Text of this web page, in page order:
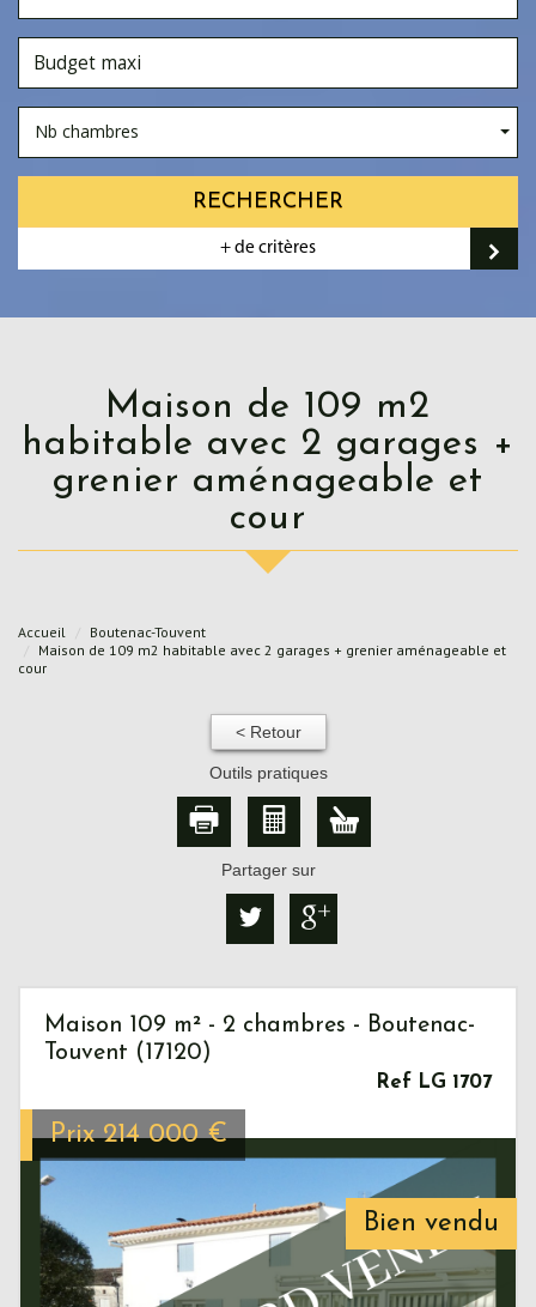
Nb chambres
RECHERCHER
+ de critères
Maison de 109 m2
habitable avec 2 garages +
grenier aménageable et
cour
Accueil
Boutenac-Touvent
Maison de 109 m2 habitable avec 2 garages + grenier aménageable et
cour
< Retour
Outils pratiques
Partager sur
Bien vendu
Maison 109 m² - 2 chambres - Boutenac-
Touvent (17120)
Ref LG 1707
Prix 214 000 €